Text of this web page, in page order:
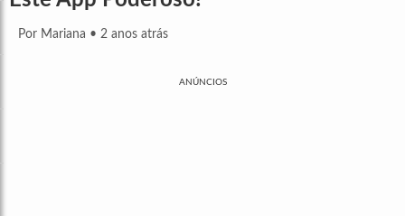
Por Mariana • 2 anos atrás
ANÚNCIOS